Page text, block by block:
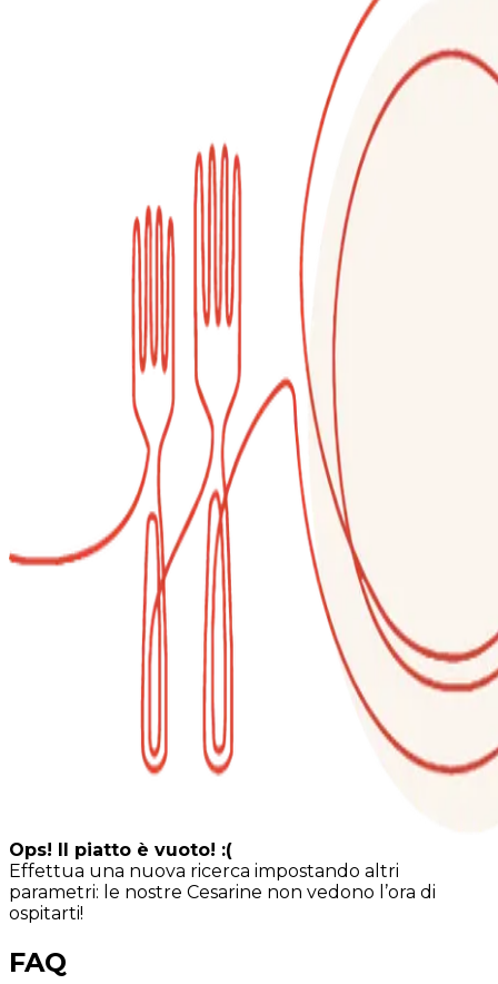
Ops! Il piatto è vuoto! :(
Effettua una nuova ricerca impostando altri
parametri: le nostre Cesarine non vedono l’ora di
ospitarti!
FAQ